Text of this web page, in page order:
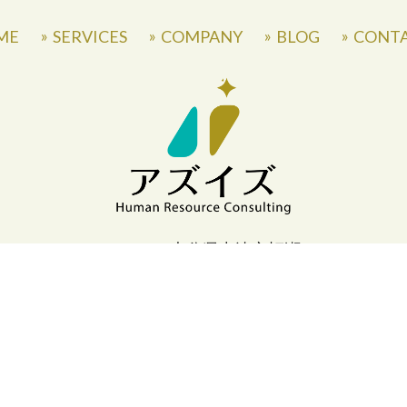
SERVICES COMPANY BLOG
〒871-0007 大分県中津市蛎瀬770